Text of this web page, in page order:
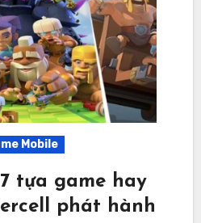
Mobile
tựa game hay
phát hành